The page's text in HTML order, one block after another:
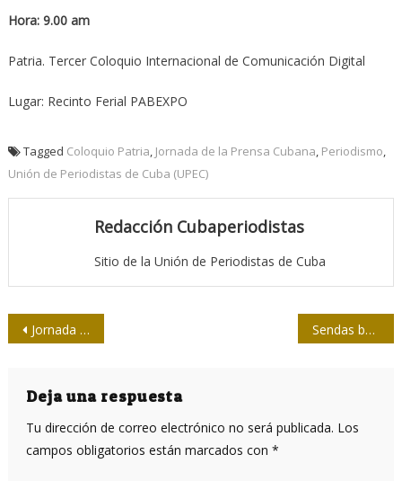
Hora: 9.00 am
Patria. Tercer Coloquio Internacional de Comunicación Digital
Lugar: Recinto Ferial PABEXPO
Tagged Coloquio Patria Jornada de la Prensa Cubana Periodismo
Unión de Periodistas de Cuba (UPEC)
Redacción Cubaperiodistas
Sitio de la Unión de Periodistas de Cuba
Navegación
entradas
Jornada en las provincias, resiliencia nacional Sendas barridas en inicio de Torneo provincial de Softball de la Prensa
Deja una respuesta
Tu dirección de correo electrónico no será publicada. Los
campos obligatorios están marcados con *